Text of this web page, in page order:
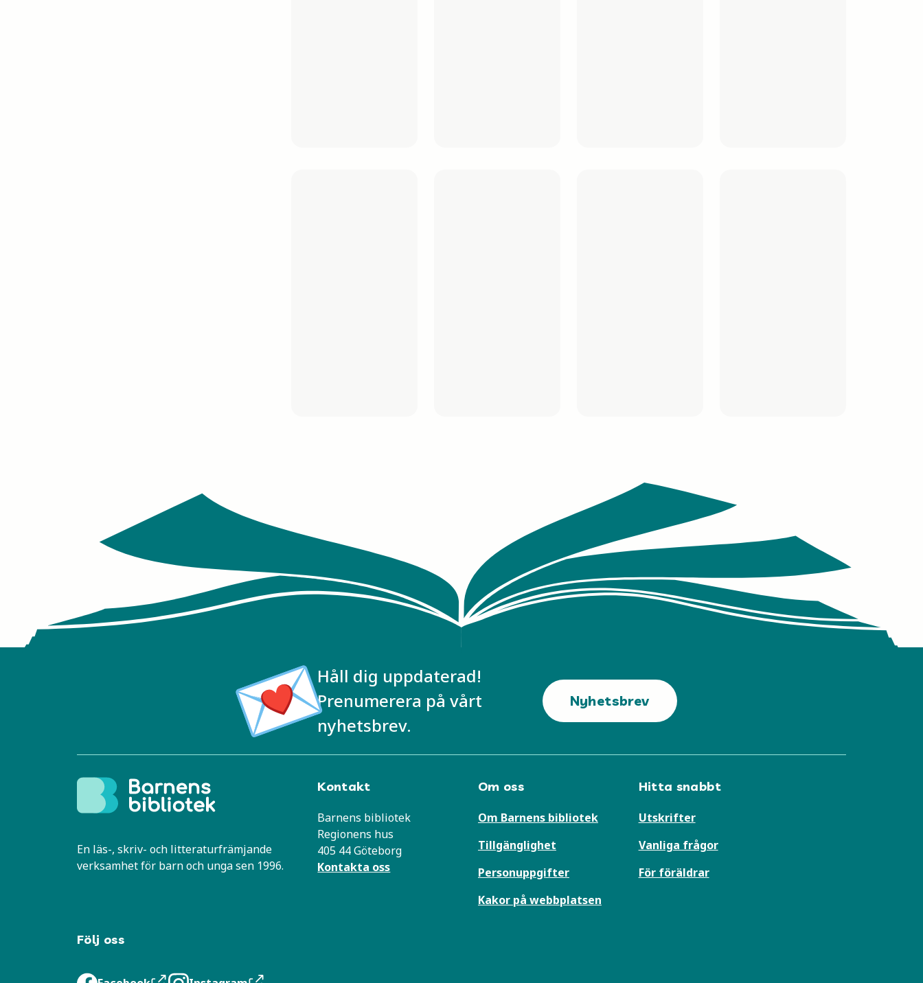
Håll dig uppdaterad!
Prenumerera på vårt
nyhetsbrev.
Nyhetsbrev
En läs-, skriv- och litteraturfrämjande
verksamhet för barn och unga sen 1996.
Kontakt
Barnens bibliotek
Regionens hus
405 44 Göteborg
Kontakta oss
Om oss
Om Barnens bibliotek
Tillgänglighet
Personuppgifter
Kakor på webbplatsen
Hitta snabbt
Utskrifter
Vanliga frågor
För föräldrar
Följ oss